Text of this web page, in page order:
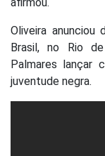
Oliveira anunciou
Brasil, no Rio
Palmares lançar
juventude negra.